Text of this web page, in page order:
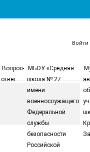
Войти
Вопрос-
ответ
МБОУ «Средняя
школа № 27
имени
военнослужащего
Федеральной
службы
безопасности
Российской